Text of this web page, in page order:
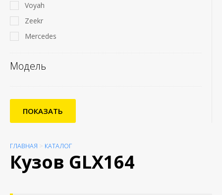
Voyah
Zeekr
Mercedes
Модель
ПОКАЗАТЬ
ГЛАВНАЯ > КАТАЛОГ
Кузов GLX164